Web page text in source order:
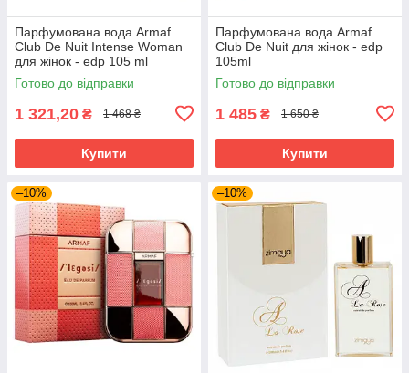
Парфумована вода Armaf
Club De Nuit Intense Woman
для жінок - edp 105 ml
Готово до відправки
1 321,20 ₴ 1 468 ₴
Купити
Парфумована вода Armaf
Club De Nuit для жінок - edp
105ml
Готово до відправки
1 485 ₴ 1 650 ₴
Купити
–10% –10%